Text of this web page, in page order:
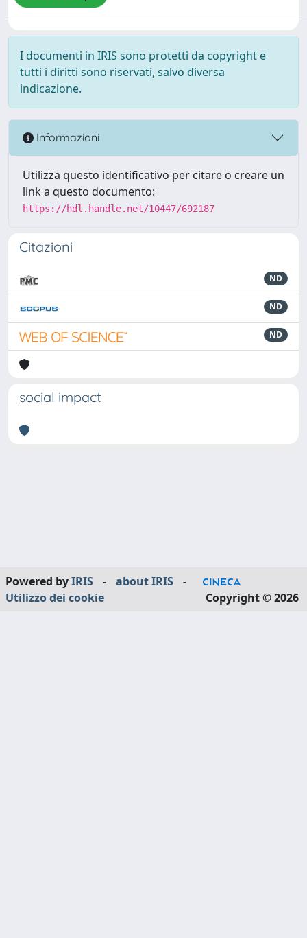
I documenti in IRIS sono protetti da copyright e
tutti i diritti sono riservati, salvo diversa
indicazione.
Informazioni
Utilizza questo identificativo per citare o creare un
link a questo documento:
https://hdl.handle.net/10447/692187
Citazioni
ND
ND
ND
social impact
Powered byIRIS - about IRIS
-
Utilizzo dei cookie
Copyright © 2026